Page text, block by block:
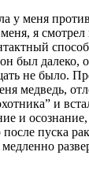
у меня
я
был далеко,
не было.
медведь,
и
и
пуска